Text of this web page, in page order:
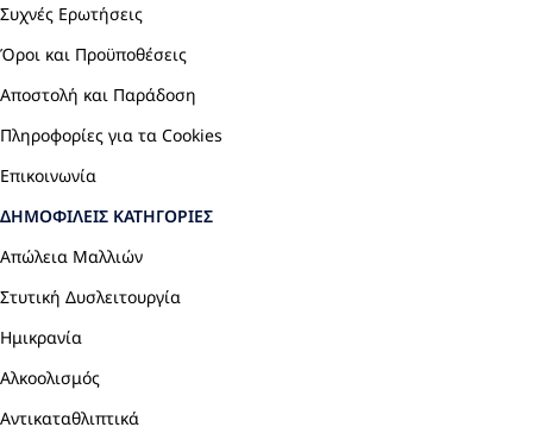
Συχνές Ερωτήσεις
Όροι και Προϋποθέσεις
Αποστολή και Παράδοση
Πληροφορίες για τα Cookies
Επικοινωνία
ΔΗΜΟΦΙΛΕΊΣ ΚΑΤΗΓΟΡΊΕΣ
Απώλεια Μαλλιών
Στυτική Δυσλειτουργία
Ημικρανία
Αλκοολισμός
Αντικαταθλιπτικά